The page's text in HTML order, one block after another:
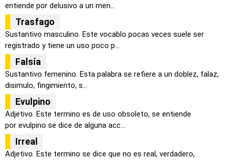
entiende por delusivo a un men...
Trasfago
Sustantivo masculino. Este vocablo pocas veces suele ser
registrado y tiene un uso poco p...
Falsía
Sustantivo femenino. Esta palabra se refiere a un doblez, falaz,
disimulo, fingimiento, s...
Evulpino
Adjetivo. Este termino es de uso obsoleto, se entiende
por evulpino se dice de alguna acc...
Irreal
Adjetivo. Este termino se dice que no es real, verdadero,